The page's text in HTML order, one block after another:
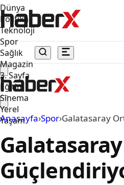
Dünya
Politika
Teknoloji
Spor
Sağlık
Magazin
3. Sayfa
Eğitim
Sinema
Yerel
Yaşam
Anasayfa›Spor›Galatasaray